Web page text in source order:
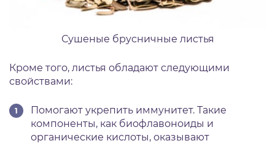
Сушеные брусничные листья
Кроме того, листья обладают следующими
свойствами:
Помогают укрепить иммунитет. Такие
компоненты, как биофлавоноиды и
органические кислоты, оказывают